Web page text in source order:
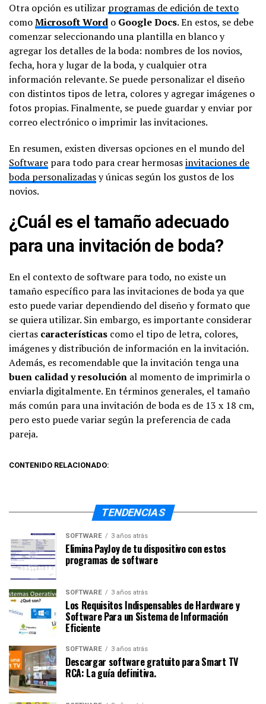
Otra opción es utilizar programas de edición de texto
comoMicrosoft Word o Google Docs. En estos, se debe
comenzar seleccionando una plantilla en blanco y
agregar los detalles de la boda: nombres de los novios,
fecha, hora y lugar de la boda, y cualquier otra
información relevante. Se puede personalizar el diseño
con distintos tipos de letra, colores y agregar imágenes o
fotos propias. Finalmente, se puede guardar y enviar por
correo electrónico o imprimir las invitaciones.
En resumen, existen diversas opciones en el mundo del
Software para todo para crear hermosasinvitaciones de
boda personalizadasy únicas según los gustos de los
novios.
¿Cuál es el tamaño adecuado
para una invitación de boda?
En el contexto de software para todo, no existe un
tamaño específico para las invitaciones de boda ya que
esto puede variar dependiendo del diseño y formato que
se quiera utilizar. Sin embargo, es importante considerar
ciertas características como el tipo de letra, colores,
imágenes y distribución de información en la invitación.
Además, es recomendable que la invitación tenga una
buen calidad y resolución al momento de imprimirla o
enviarla digitalmente. En términos generales, el tamaño
más común para una invitación de boda es de 13 x 18 cm,
pero esto puede variar según la preferencia de cada
pareja.
CONTENIDO RELACIONADO:
TENDENCIAS
SOFTWARE 3 años atrás
Elimina PayJoy de tu dispositivo con estos
programas de software
SOFTWARE 3 años atrás
Los Requisitos Indispensables de Hardware y
Software Para un Sistema de Información
Eficiente
SOFTWARE 3 años atrás
Descargar software gratuito para Smart TV
RCA: La guía definitiva.